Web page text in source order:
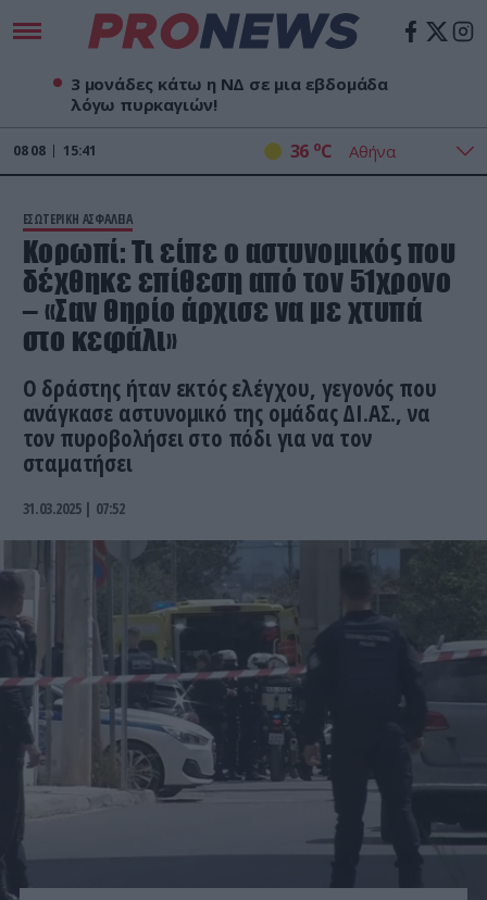
3 μονάδες κάτω η ΝΔ σε μια εβδομάδα
λόγω πυρκαγιών!
08 08 15:41 36 oC
ΕΣΩΤΕΡΙΚΗ ΑΣΦΑΛΕΙΑ
Κορωπί: Τι είπε ο αστυνομικός που
δέχθηκε επίθεση από τον 51χρονο
– «Σαν θηρίο άρχισε να με χτυπά
στο κεφάλι»
Ο δράστης ήταν εκτός ελέγχου, γεγονός που
ανάγκασε αστυνομικό της ομάδας ΔΙ.ΑΣ., να
τον πυροβολήσει στο πόδι για να τον
σταματήσει
31.03.2025 | 07:52